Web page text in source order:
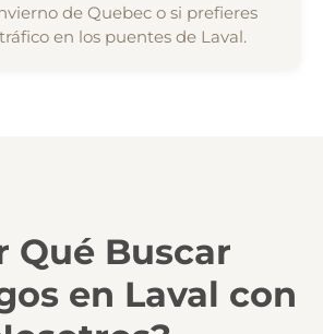
de Quebec o si prefieres
en los puentes de Laval.
Qué Buscar
en Laval con